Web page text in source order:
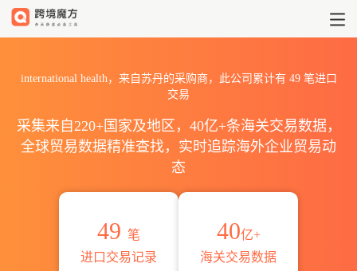
international health，来自苏丹的采购商，此公司累计有 49笔进口
交易
采集来自220+国家及地区，40亿+条海关交易数据，
全球贸易数据精准查找，实时追踪海外企业贸易动
态
49 笔
进口交易记录
40亿+
海关交易数据